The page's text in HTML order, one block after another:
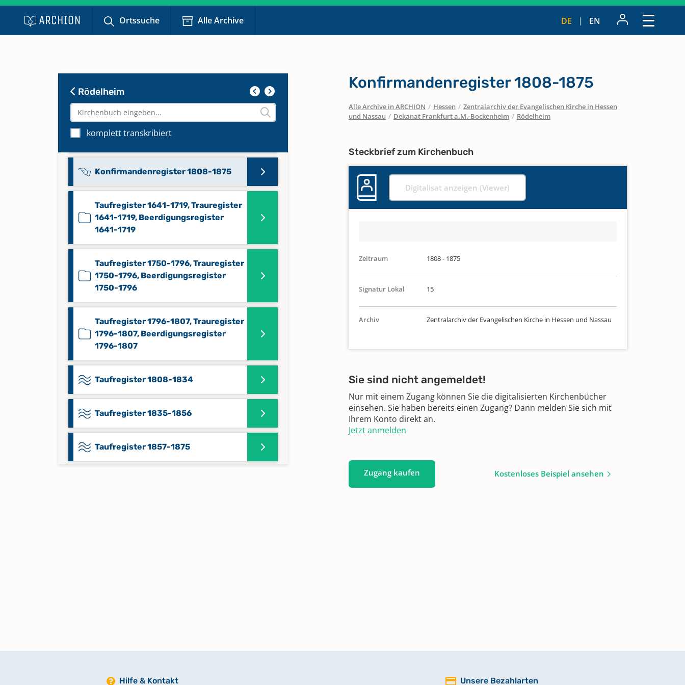
Ortssuche Alle Archive DE EN
Rödelheim
komplett transkribiert
Beerdigungsregister 1856-1875
Beerdigungsregister 1874-1875
Konfirmandenregister 1808-1875
Taufregister 1641-1719, Trauregister
1641-1719, Beerdigungsregister
1641-1719
Taufregister 1750-1796, Trauregister
1750-1796, Beerdigungsregister
1750-1796
Taufregister 1796-1807, Trauregister
1796-1807, Beerdigungsregister
1796-1807
Taufregister 1808-1834
Taufregister 1835-1856
Taufregister 1857-1875
Konfirmandenregister 1808-1875
Alle Archive in ARCHION / Hessen / Zentralarchiv der Evangelischen Kirche in Hessen
und Nassau / Dekanat Frankfurt a.M.-Bockenheim / Rödelheim
Steckbrief zum Kirchenbuch
Digitalisat anzeigen (Viewer)
Zeitraum 1808 - 1875
Signatur Lokal 15
Archiv Zentralarchiv der Evangelischen Kirche in Hessen und Nassau
Sie sind nicht angemeldet!
Nur mit einem Zugang können Sie die digitalisierten Kirchenbücher
einsehen. Sie haben bereits einen Zugang? Dann melden Sie sich mit
Ihrem Konto direkt an.
Jetzt anmelden
Zugang kaufen Kostenloses Beispiel ansehen
Hilfe & Kontakt Unsere Bezahlarten